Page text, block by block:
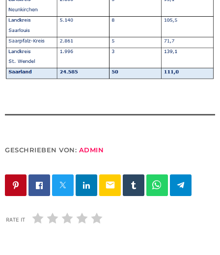
GESCHRIEBEN VON: ADMIN
email
RATE IT